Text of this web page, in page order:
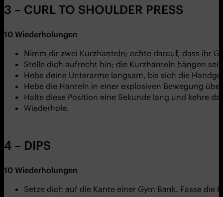
3 – CURL TO SHOULDER PRESS
10 Wiederholungen
Nimm dir zwei Kurzhanteln; achte darauf, dass ihr
Stelle dich aufrecht hin; die Kurzhanteln hängen
Hebe deine Unterarme langsam, bis sich die
Hebe die Hanteln in einer explosiven Bewegung
Halte diese Position eine Sekunde lang und kehre
Wiederhole.
4 – DIPS
10 Wiederholungen
Setze dich auf die Kante einer Gym Bank. Fasse